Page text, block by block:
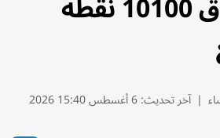
| آخر تحديث:6 أغسطس 15:40 2026